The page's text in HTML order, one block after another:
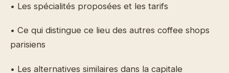
• Les spécialités proposées et les tarifs
• Ce qui distingue ce lieu des autres coffee shops
parisiens
• Les alternatives similaires dans la capitale